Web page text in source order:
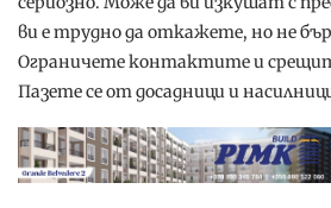
ви е трудно да откажете, но не
Ограничете контактите и
Пазете се от досадници и